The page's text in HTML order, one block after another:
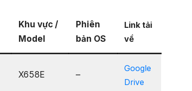
Khu vực /
Model
Phiên
bản OS
Link tải
về
X658E –
Google
Drive